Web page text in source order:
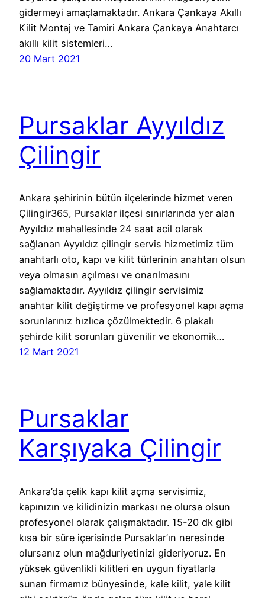
gidermeyi amaçlamaktadır. Ankara Çankaya Akıllı
Kilit Montaj ve Tamiri Ankara Çankaya Anahtarcı
akıllı kilit sistemleri…
20 Mart 2021
Pursaklar Ayyıldız
Çilingir
Ankara şehirinin bütün ilçelerinde hizmet veren
Çilingir365, Pursaklar ilçesi sınırlarında yer alan
Ayyıldız mahallesinde 24 saat acil olarak
sağlanan Ayyıldız çilingir servis hizmetimiz tüm
anahtarlı oto, kapı ve kilit türlerinin anahtarı olsun
veya olmasın açılması ve onarılmasını
sağlamaktadır. Ayyıldız çilingir servisimiz
anahtar kilit değiştirme ve profesyonel kapı açma
sorunlarınız hızlıca çözülmektedir. 6 plakalı
şehirde kilit sorunları güvenilir ve ekonomik…
12 Mart 2021
Pursaklar
Karşıyaka Çilingir
Ankara’da çelik kapı kilit açma servisimiz,
kapınızın ve kilidinizin markası ne olursa olsun
profesyonel olarak çalışmaktadır. 15-20 dk gibi
kısa bir süre içerisinde Pursaklar’ın neresinde
olursanız olun mağduriyetinizi gideriyoruz. En
yüksek güvenlikli kilitleri en uygun fiyatlarla
sunan firmamız bünyesinde, kale kilit, yale kilit